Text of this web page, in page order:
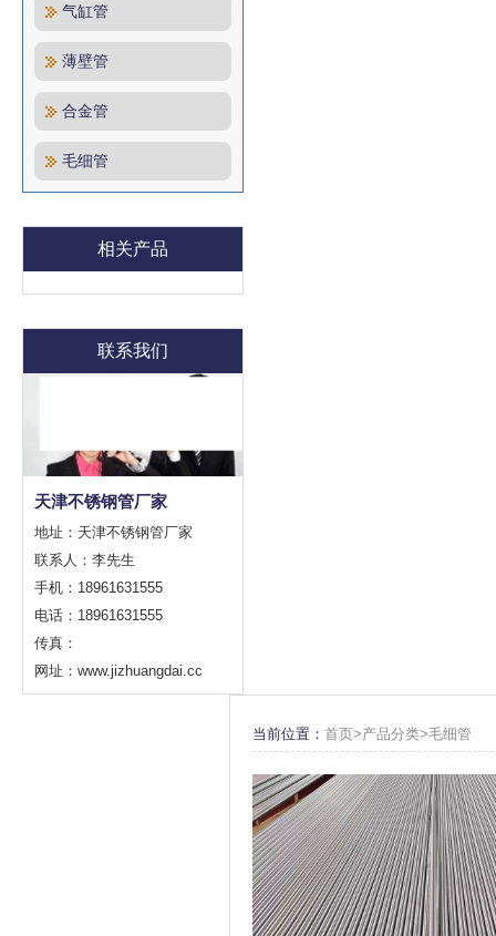
气缸管
薄壁管
合金管
毛细管
相关产品
联系我们
天津不锈钢管厂家
地址：天津不锈钢管厂家
联系人：李先生
手机：18961631555
电话：18961631555
传真：
网址：www.jizhuangdai.cc
当前位置：首页>产品分类>毛细管